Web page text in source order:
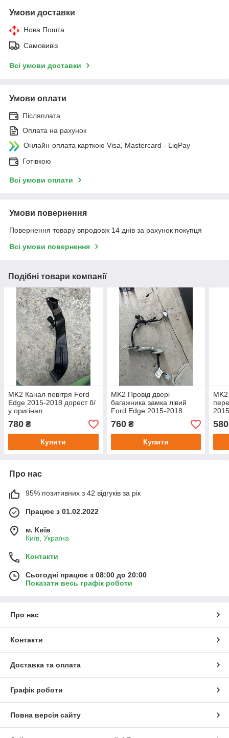
Умови доставки
Нова Пошта
Самовивіз
Всі умови доставки
Умови оплати
Післяплата
Оплата на рахунок
Онлайн-оплата карткою Visa, Mastercard - LiqPay
Готівкою
Всі умови оплати
Умови повернення
Повернення товару впродовж 14 днів за рахунок покупця
Всі умови повернення
Подібні товари компанії
MK2 Канал повітря Ford
Edge 2015-2018 дорест б/
у оригінал
EM2BR018B90AD
780 ₴
Купити
MK2 Провід двері
багажника замка лівий
Ford Edge 2015-2018
дорест б/у оригінал
F2GT14A583AG
760₴
Купити
580
Про нас
95% позитивних з 42 відгуків за рік
Працює з 01.02.2022
м. Київ
Київ, Україна
Контакти
Сьогодні працює з 08:00 до 20:00
Показати весь графік роботи
Про нас
Контакти
Доставка та оплата
Графік роботи
Повна версія сайту